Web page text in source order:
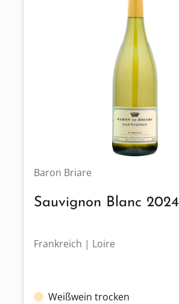
Baron Briare
Sauvignon Blanc 2024
Frankreich | Loire
Weißwein trocken